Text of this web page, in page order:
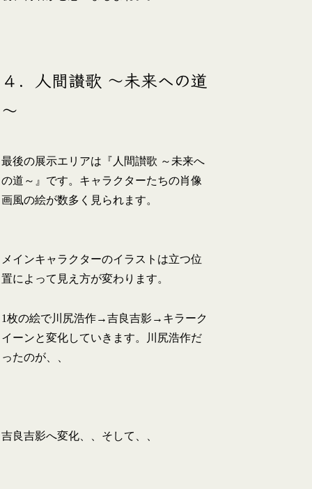
４．人間讃歌 ～未来への道
～
最後の展示エリアは『人間讃歌 ～未来へ
の道～』です。キャラクターたちの肖像
画風の絵が数多く見られます。
メインキャラクターのイラストは立つ位
置によって見え方が変わります。
1枚の絵で川尻浩作→吉良吉影→キラーク
イーンと変化していきます。川尻浩作だ
ったのが、、
吉良吉影へ変化、、そして、、